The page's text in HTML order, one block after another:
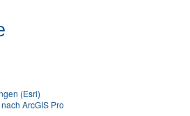
(Esri)
ArcGIS Pro